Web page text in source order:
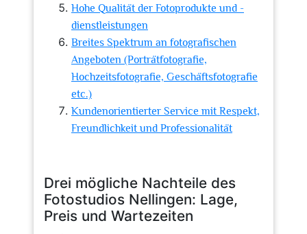
Hohe Qualität der Fotoprodukte und -
dienstleistungen
Breites Spektrum an fotografischen
Angeboten (Porträtfotografie,
Hochzeitsfotografie, Geschäftsfotografie
etc.)
Kundenorientierter Service mit Respekt,
Freundlichkeit und Professionalität
Drei mögliche Nachteile des
Fotostudios Nellingen: Lage,
Preis und Wartezeiten